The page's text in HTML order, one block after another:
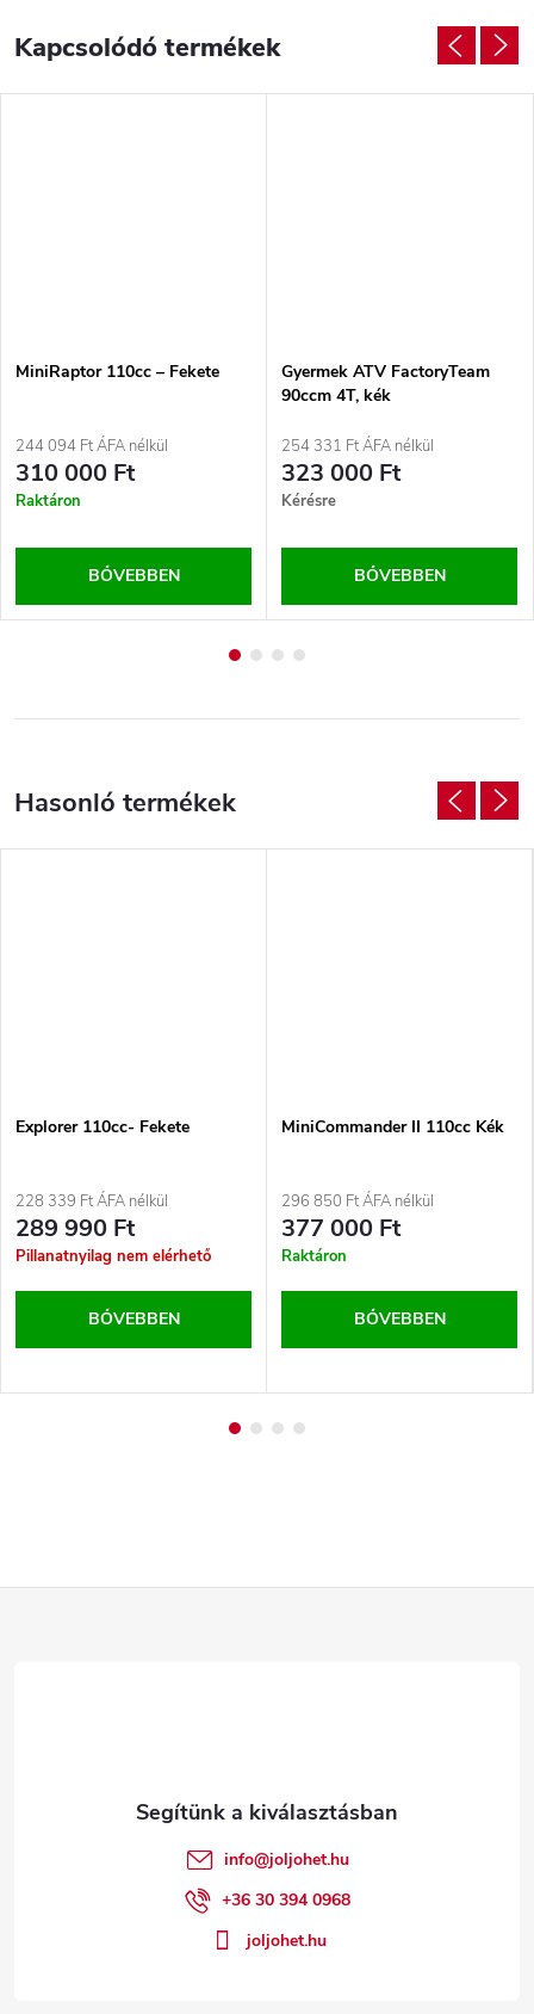
Kapcsolódó termékek
MiniRaptor 110cc – Fekete
244 094 Ft ÁFA nélkül
310 000 Ft
Raktáron
BŐVEBBEN
Gyermek ATV FactoryTeam
90ccm 4T, kék
254 331 Ft ÁFA nélkül
323 000 Ft
Kérésre
BŐVEBBEN
Explorer 110cc- Fekete
228 339 Ft ÁFA nélkül
289 990 Ft
Pillanatnyilag nem elérhető
BŐVEBBEN
MiniCommander II 110cc Kék
296 850 Ft ÁFA nélkül
377 000 Ft
Raktáron
BŐVEBBEN
info@joljohet.hu
+36 30 394 0968
joljohet.hu